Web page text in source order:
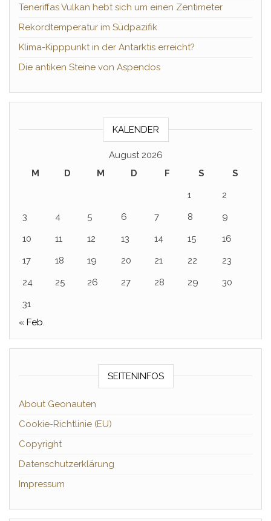
Teneriffas Vulkan hebt sich um einen Zentimeter
Rekordtemperatur im Südpazifik
Klima-Kipppunkt in der Antarktis erreicht?
Die antiken Steine von Aspendos
KALENDER
August 2026
M
D M D F S
S
1
2
3
4 5 6 7 8
9
10
11 12 13 14 15
16
17
18 19 20 21 22
23
24
25 26 27 28 29
30
31
« Feb.
SEITENINFOS
About Geonauten
Cookie-Richtlinie (EU)
Copyright
Datenschutzerklärung
Impressum